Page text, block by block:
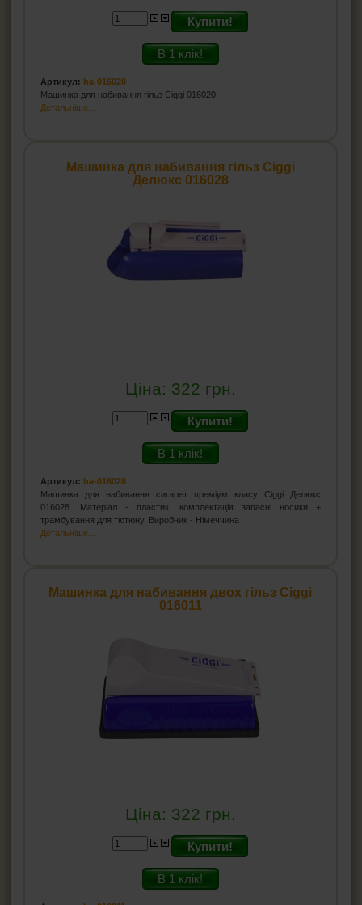
Купити!
В 1 клік!
Артикул: ha-016020
Машинка для набивання гільз Ciggi 016020
Детальніше...
Машинка для набивання гільз Ciggi
Делюкс 016028
Ціна: 322 грн.
Купити!
В 1 клік!
Артикул: ha-016028
Машинка для набивання сигарет преміум класу Ciggi Делюкс
016028. Матеріал - пластик, комплектація запасні носики +
трамбування для тютюну. Виробник - Німеччина
Детальніше...
Машинка для набивання двох гільз Ciggi
016011
Ціна: 322 грн.
Купити!
В 1 клік!